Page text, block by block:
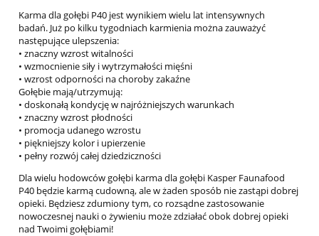
Karma dla gołębi P40 jest wynikiem wielu lat intensywnych
badań. Już po kilku tygodniach karmienia można zauważyć
następujące ulepszenia:
• znaczny wzrost witalności
• wzmocnienie siły i wytrzymałości mięśni
• wzrost odporności na choroby zakaźne
Gołębie mają/utrzymują:
• doskonałą kondycję w najróżniejszych warunkach
• znaczny wzrost płodności
• promocja udanego wzrostu
• piękniejszy kolor i upierzenie
• pełny rozwój całej dziedziczności
Dla wielu hodowców gołębi karma dla gołębi Kasper Faunafood
P40 będzie karmą cudowną, ale w żaden sposób nie zastąpi dobrej
opieki. Będziesz zdumiony tym, co rozsądne zastosowanie
nowoczesnej nauki o żywieniu może zdziałać obok dobrej opieki
nad Twoimi gołębiami!